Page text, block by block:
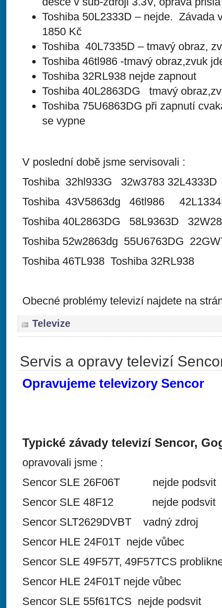
Toshiba 50L2333D – nejde. Závada
1850 Kč
Toshiba 40L7335D – tmavý obraz,
Toshiba 46tl986 -tmavý obraz,zvuk
Toshiba 32RL938 nejde zapnout
Toshiba 40L2863DG tmavý
Toshiba 75U6863DG při zapnutí
se vypne
V poslední době jsme servisovali :
Toshiba 32hl933G 32w3783 32L4333D
Toshiba 43V5863dg 46tl986
Toshiba 40L2863DG 58L9363D
Toshiba 52w2863dg 55U6763DG
Toshiba 46TL938 Toshiba 32RL938
Obecné problémy televizí najdete na
Televize
Servis a opravy televizí
Opravujeme televizory Sencor
Typické závady televizí Sencor,
opravovali jsme :
Sencor SLE 26F06T nejde podsvit
Sencor SLE 48F12 nejde podsvit
Sencor SLT2629DVBT vadný zdroj
Sencor HLE 24F01T nejde vůbec
Sencor SLE 49F57T, 49F57TCS
Sencor HLE 24F01T nejde vůbec
Sencor SLE 55f61TCS nejde podsvit